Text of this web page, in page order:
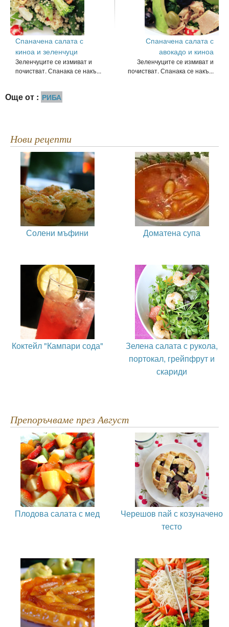
Спаначена салата с
киноа и зеленчуци
Зеленчуците се измиват и
почистват. Спанака се накъ...
Спаначена салата с
авокадо и киноа
Зеленчуците се измиват и
почистват. Спанака се накъ...
Още от : РИБА
Нови рецепти
Солени мъфини Доматена супа
Коктейл "Кампари сода"
Зелена салата с рукола,
портокал, грейпфрут и
скариди
Препоръчваме през Август
Плодова салата с мед
Черешов пай с козуначено
тесто